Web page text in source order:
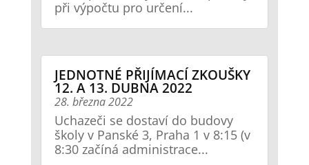
při výpočtu pro určení...
JEDNOTNÉ PŘIJÍMACÍ ZKOUŠKY
12. A 13. DUBNA 2022
28. března 2022
Uchazeči se dostaví do budovy
školy v Panské 3, Praha 1 v 8:15 (v
8:30 začíná administrace...